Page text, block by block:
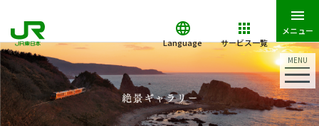
MENU
Language サービス一覧
メニュー